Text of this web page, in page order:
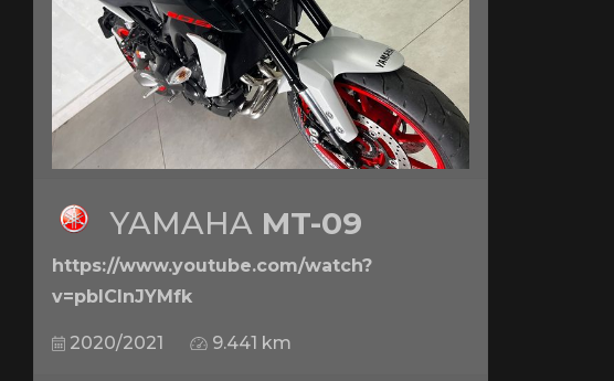
YAMAHA MT-09
https://www.youtube.com/watch?
v=pbICInJYMfk
2020/2021 9.441 km